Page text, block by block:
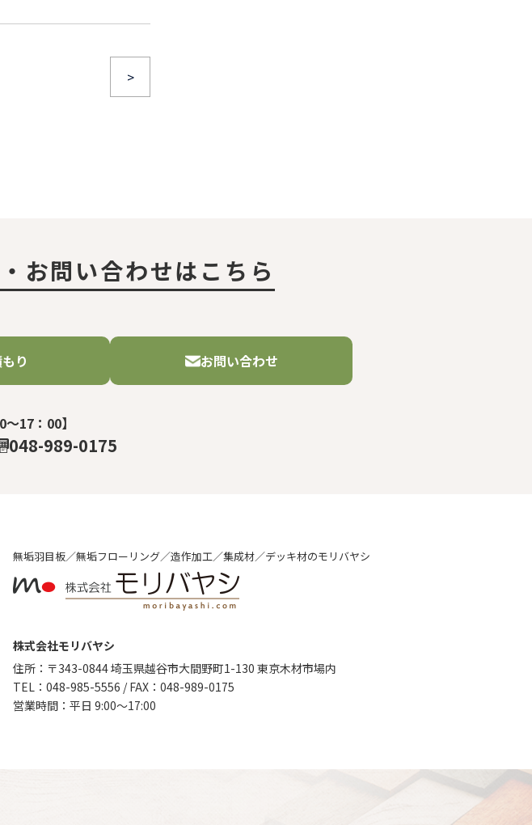
>
お問い合わせはこちら
り お問い合わせ
～17：00】
048-989-0175
無垢⽻⽬板／無垢フローリング／造作加⼯／集成材／デッキ材のモリバヤシ
株式会社モリバヤシ
住所：〒343-0844 埼⽟県越⾕市⼤間野町1-130 東京⽊材市場内
TEL：048-985-5556 / FAX：048-989-0175
営業時間：平日 9:00～17:00